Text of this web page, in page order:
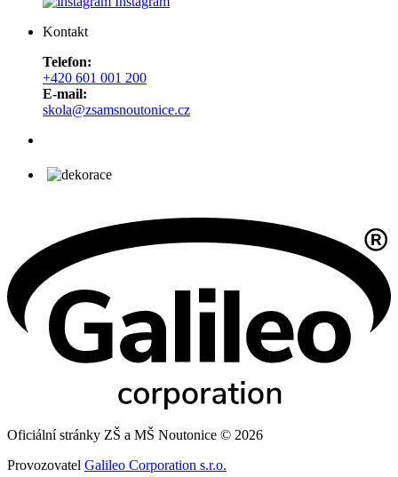
Kontakt
Telefon:
+420 601 001 200
E-mail:
skola@zsamsnoutonice.cz
Oficiální stránky ZŠ a MŠ Noutonice © 2026
Provozovatel Galileo Corporation s.r.o.